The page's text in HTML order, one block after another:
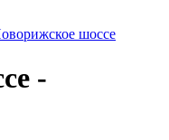
шоссе
-